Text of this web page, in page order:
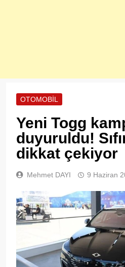
OTOMOBIL
Yeni Togg
duyuruldu!
dikkat çekiyor
Mehmet DAYI 9 Haziran